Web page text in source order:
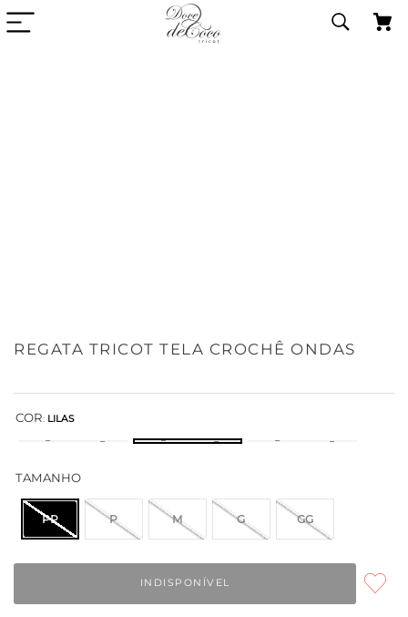
REGATA TRICOT TELA CROCHÊ ONDAS
COR: LILAS
TAMANHO
PP P M G GG
INDISPONÍVEL